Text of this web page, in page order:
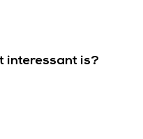
interessant is?